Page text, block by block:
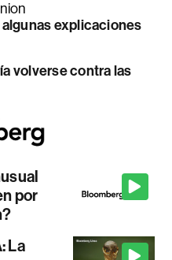
explicaciones
volverse contra las
por
La